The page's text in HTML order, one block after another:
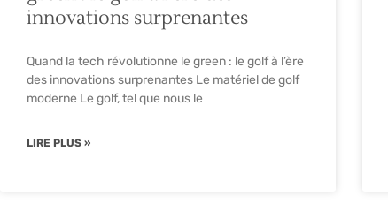
innovations surprenantes
Quand la tech révolutionne le green : le golf à l’ère
des innovations surprenantes Le matériel de golf
moderne Le golf, tel que nous le
LIRE PLUS »